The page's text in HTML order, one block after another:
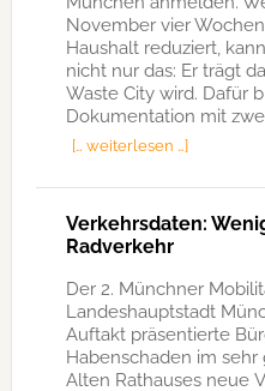
November vier
Haushalt reduziert,
nicht nur das: Er trägt
Waste City wird. Dafür
Dokumentation mit
[… weiterlesen …]
Verkehrsdaten:
Radverkehr
Der 2. Münchner
Landeshauptstadt
Auftakt präsentierte
Habenschaden im
Alten Rathauses neue